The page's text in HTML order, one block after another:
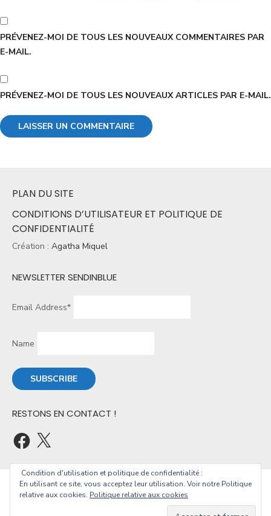
PRÉVENEZ-MOI DE TOUS LES NOUVEAUX COMMENTAIRES PAR
E-MAIL.
PRÉVENEZ-MOI DE TOUS LES NOUVEAUX ARTICLES PAR E-MAIL.
PLAN DU SITE
CONDITIONS D’UTILISATEUR ET POLITIQUE DE
CONFIDENTIALITÉ
Création : Agatha Miquel
NEWSLETTER SENDINBLUE
Email Address*
Name
RESTONS EN CONTACT !
© 2026 Christophe Geourjon
Condition d'utilisation et politique de confidentialité :
En utilisant ce site, vous acceptez leur utilisation. Voir notre Politique
relative aux cookies. Politique relative aux cookies